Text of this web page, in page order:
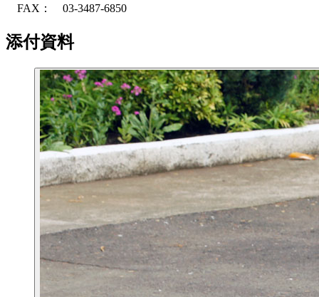
FAX： 03-3487-6850
添付資料